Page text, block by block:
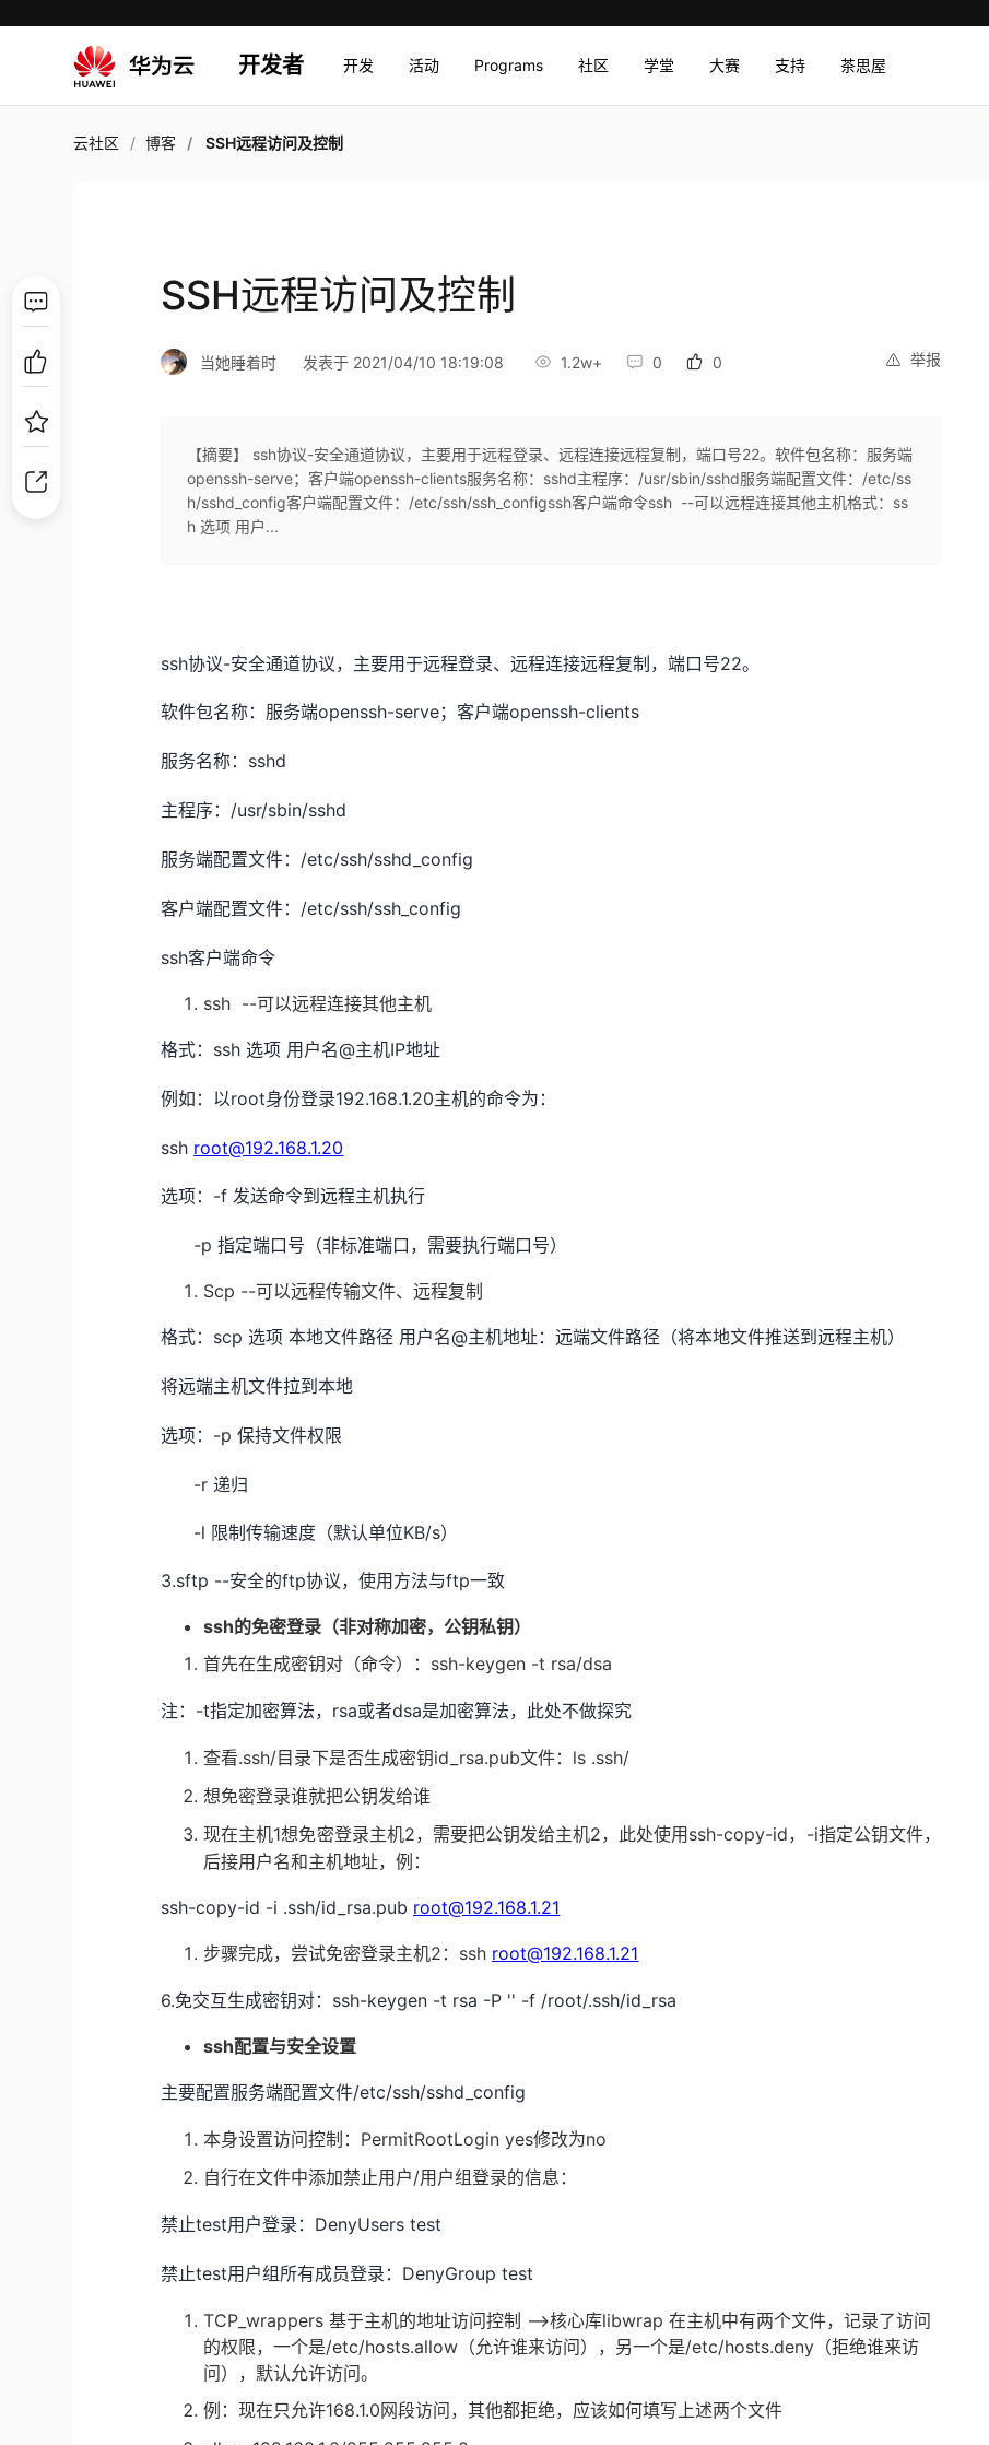
开发者 开发 活动 Programs 社区 学堂 大赛 支持 茶思屋
云社区 博客 SSH远程访问及控制
SSH远程访问及控制
举报
当她睡着时 发表于 2021/04/10 18:19:08 1.2w+ 0 0
【摘要】 ssh协议-安全通道协议，主要用于远程登录、远程连接远程复制，端口号22。软件包名称：服务端
openssh-serve；客户端openssh-clients服务名称：sshd主程序：/usr/sbin/sshd服务端配置文件：/etc/ss
h/sshd_config客户端配置文件：/etc/ssh/ssh_configssh客户端命令ssh --可以远程连接其他主机格式：ss
h 选项 用户...
ssh协议-安全通道协议，主要用于远程登录、远程连接远程复制，端口号22。
软件包名称：服务端openssh-serve；客户端openssh-clients
服务名称： sshd
主程序： /usr/sbin/sshd
服务端配置文件： /etc/ssh/sshd_config
客户端配置文件： /etc/ssh/ssh_config
ssh客户端命令
ssh --可以远程连接其他主机
格式： ssh 选项 用户名@主机IP地址
例如：以root身份登录192.168.1.20主机的命令为：
ssh root@192.168.1.20
选项： -f 发送命令到远程主机执行
-p 指定端口号（非标准端口，需要执行端口号）
Scp --可以远程传输文件、远程复制
格式： scp 选项 本地文件路径 用户名@主机地址：远端文件路径（将本地文件推送到远程主机）
将远端主机文件拉到本地
选项： -p 保持文件权限
-r 递归
-l 限制传输速度（默认单位KB/s）
3.sftp --安全的ftp协议，使用方法与ftp一致
ssh的免密登录（非对称加密，公钥私钥）
首先在生成密钥对（命令）： ssh-keygen -t rsa/dsa
注： -t指定加密算法，rsa或者dsa是加密算法，此处不做探究
查看.ssh/目录下是否生成密钥id_rsa.pub文件：ls .ssh/
想免密登录谁就把公钥发给谁
现在主机1想免密登录主机2，需要把公钥发给主机2，此处使用ssh-copy-id，-i指定公钥文件，
后接用户名和主机地址，例：
ssh-copy-id -i .ssh/id_rsa.pub root@192.168.1.21
步骤完成，尝试免密登录主机2：ssh root@192.168.1.21
6.免交互生成密钥对：ssh-keygen -t rsa -P '' -f /root/.ssh/id_rsa
ssh配置与安全设置
主要配置服务端配置文件/etc/ssh/sshd_config
本身设置访问控制： PermitRootLogin yes修改为no
自行在文件中添加禁止用户/用户组登录的信息：
禁止test用户登录：DenyUsers test
禁止test用户组所有成员登录：DenyGroup test
TCP_wrappers 基于主机的地址访问控制 -->核心库libwrap 在主机中有两个文件，记录了访问
的权限，一个是/etc/hosts.allow（允许谁来访问），另一个是/etc/hosts.deny（拒绝谁来访
问），默认允许访问。
例：现在只允许168.1.0网段访问，其他都拒绝，应该如何填写上述两个文件